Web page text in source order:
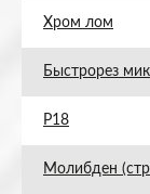
Хром лом
Быстрорез
Р18
Молибден